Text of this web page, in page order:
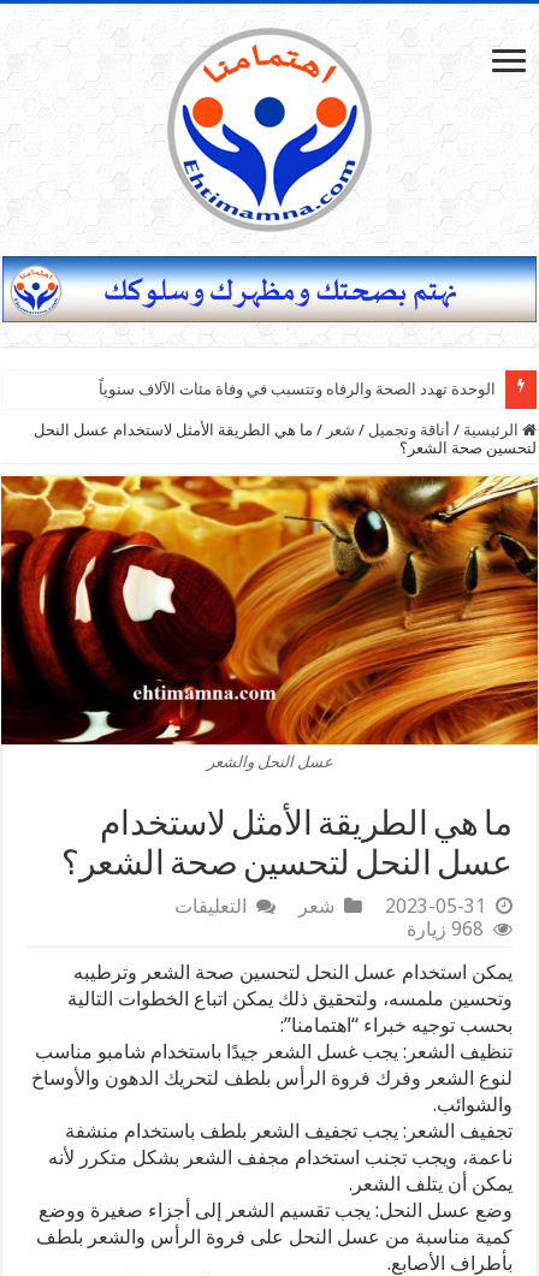
الوحدة تهدد الصحة والرفاه وتتسبب في وفاة مئات الآلاف سنوياً
الرئيسية / أناقة وتجميل / شعر / ما هي الطريقة الأمثل لاستخدام عسل النحل
لتحسين صحة الشعر؟
عسل النحل والشعر
ما هي الطريقة الأمثل لاستخدام
عسل النحل لتحسين صحة الشعر؟
2023-05-31 شعر التعليقات
الطريقة
الأمثل
عسل
النحل
لتحسين
الشعر؟
مغلقة
968 زيارة
يمكن استخدام عسل النحل لتحسين صحة الشعر وترطيبه
وتحسين ملمسه، ولتحقيق ذلك يمكن اتباع الخطوات التالية
بحسب توجيه خبراء “اهتمامنا”:
تنظيف الشعر: يجب غسل الشعر جيدًا باستخدام شامبو مناسب
لنوع الشعر وفرك فروة الرأس بلطف لتحريك الدهون والأوساخ
والشوائب.
تجفيف الشعر: يجب تجفيف الشعر بلطف باستخدام منشفة
ناعمة، ويجب تجنب استخدام مجفف الشعر بشكل متكرر لأنه
يمكن أن يتلف الشعر.
وضع عسل النحل: يجب تقسيم الشعر إلى أجزاء صغيرة ووضع
كمية مناسبة من عسل النحل على فروة الرأس والشعر بلطف
بأطراف الأصابع.